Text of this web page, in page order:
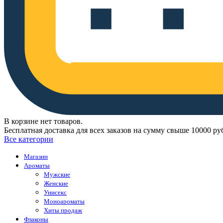
В корзине нет товаров.
Бесплатная доставка для всех заказов на сумму свыше 10000
Все категории
Магазин
Ароматы
Мужские
Женские
Унисекс
Моноароматы
Хиты продаж
Флаконы